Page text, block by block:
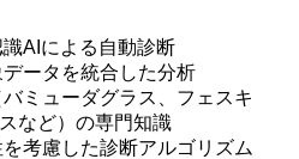
AIによる自動診断
ータを統合した分析
ミューダグラス、フェスキ
など）の専門知識
考慮した診断アルゴリズム